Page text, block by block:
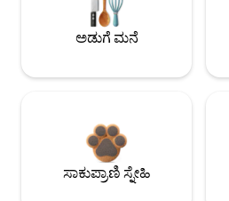
ಅಡುಗೆ ಮನೆ
ಸಾಕುಪ್ರಾಣಿ ಸ್ನೇಹಿ